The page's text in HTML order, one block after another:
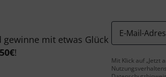
mit etwas Glück
50€!
E-Mail-
Mit Klick auf „Jetzt